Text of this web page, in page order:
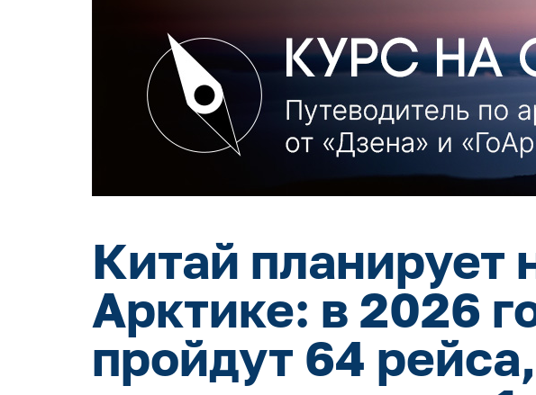
Китай планирует
Арктике: в 2026
пройдут 64